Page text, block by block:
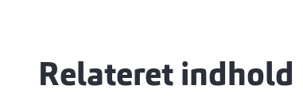
Relateret indhold